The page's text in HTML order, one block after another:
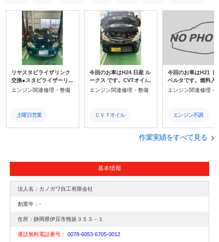
取り付け 取付 東部 点検
静岡県東部
リヤスタビライザリンク
交換●スタビライザーリン
ク●スタビリンクは、サス
の部品です。スタビライ
ザーの動きに関わる重要
なパーツです。
エンジン関連修理・整備
土曜日営業
静岡県
静岡
修理
伊豆市
今回のお車はH24 日産 ル
ークス です。CVTオイル
交換でご入庫いただきま
性がありますが、今回は
CVTオイル交換を行いま
エンジン関連修理・整備
ＣＶＴオイル
国産車
輸入車
静岡
修理
今回のお車はH21 ト
ベルタです。燃料入
違えとのことで走行
ルラインとインテー
ステムのクリーニン
台で同時に行うこと
きます。
エンジン関連修理・
エンジン不調
取付
作業実績をすべて見る
基本情報
法人名：カノガワ自工有限会社
創業年：-
住所：静岡県伊豆市熊坂３５３－１
通話無料電話番号： 0078-6053-6705-0012